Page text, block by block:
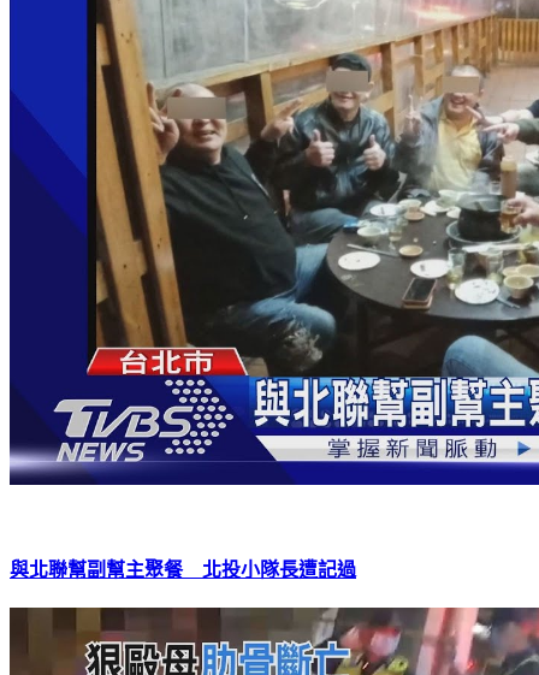
與北聯幫副幫主聚餐 北投小隊長遭記過